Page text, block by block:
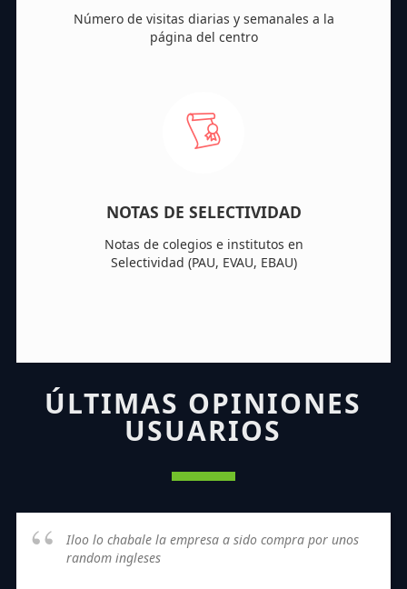
Número de visitas diarias y semanales a la
página del centro
NOTAS DE SELECTIVIDAD
Notas de colegios e institutos en
Selectividad (PAU, EVAU, EBAU)
ÚLTIMAS OPINIONES
USUARIOS
Iloo lo chabale la empresa a sido compra por unos
random ingleses